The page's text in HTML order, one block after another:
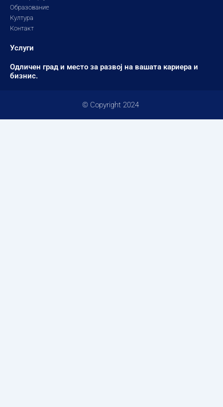
Образование
Култура
Контакт
Услуги
Одличен град и место за развој на вашата кариера и
бизнис.
© Copyright 2024